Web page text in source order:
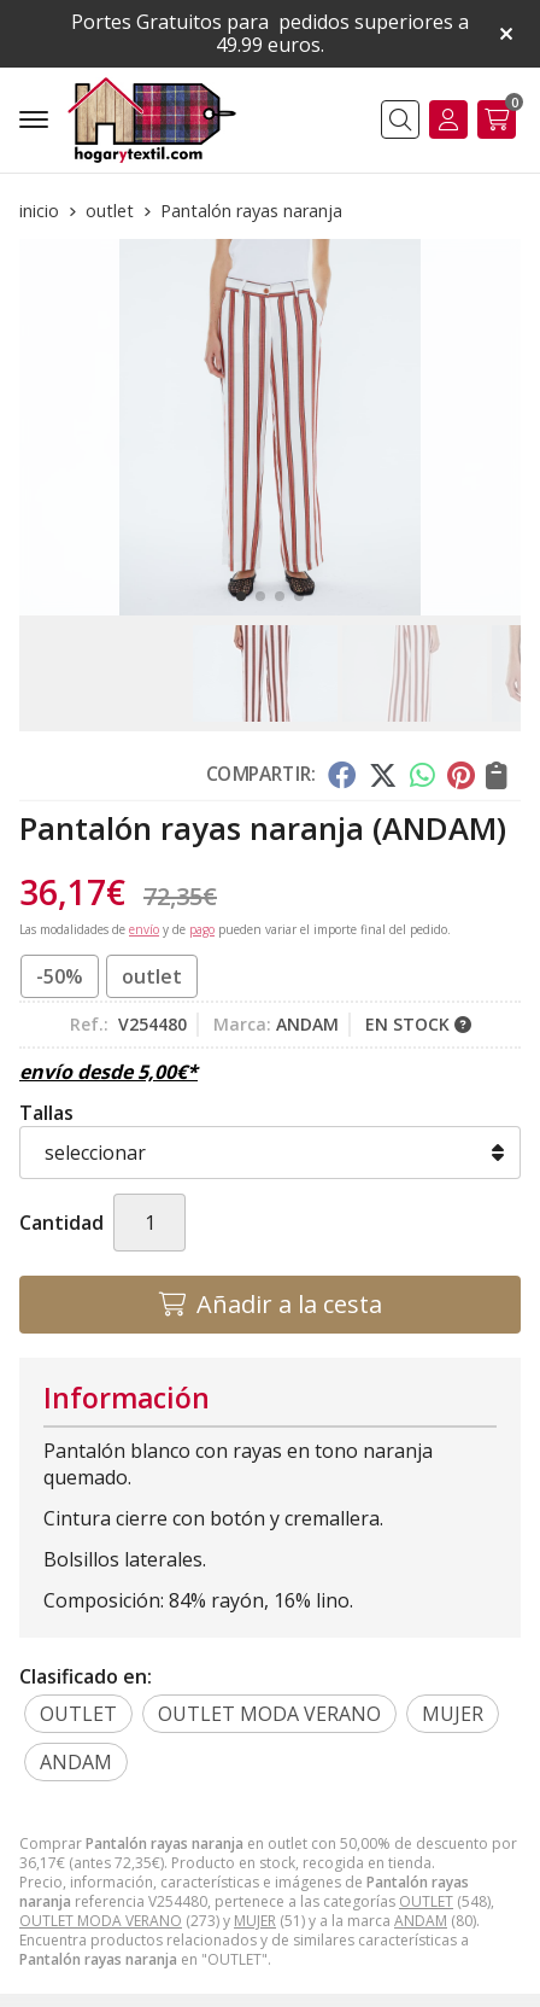
Portes Gratuitos para pedidos superiores a
49.99 euros.
Buscar
0
inicio outlet Pantalón rayas naranja
COMPARTIR:
Pantalón rayas naranja (ANDAM)
36,17€ 72,35€
Las modalidades de envío y de pago pueden variar el importe final del pedido.
-50% outlet
Ref.: V254480 Marca: ANDAM EN STOCK
envío desde5,00€*
Tallas
Cantidad
Añadir a la cesta
ComprarPantalón rayas naranja en outlet con 50,00% de descuento por
36,17€ (antes72,35€). Producto en stock, recogida en tienda.
Precio, información, características e imágenes de Pantalón rayas
naranja referencia V254480, pertenece a las categorías OUTLET (548),
OUTLET MODA VERANO (273) y MUJER (51) y a la marca ANDAM (80).
Encuentra productos relacionados y de similares características a
Pantalón rayas naranja en "OUTLET".
Información
Pantalón blanco con rayas en tono naranja
quemado.
Cintura cierre con botón y cremallera.
Bolsillos laterales.
Composición: 84% rayón, 16% lino.
Clasificado en:
OUTLET
OUTLET MODA VERANO
MUJER
ANDAM